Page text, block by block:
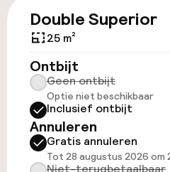
Overal
Zwemmen & wellness
Zoetwater
Ligstoelen
Double Superior
25 m²
Ontbijt
Geen ontbijt
Optie niet beschikbaar
Inclusief ontbijt
Annuleren
Gratis annuleren
Tot 28 augustus 2026 om
Niet-terugbetaalbaar